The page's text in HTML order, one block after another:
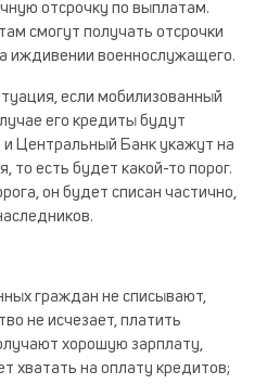
отсрочку по выплатам.
смогут получать отсрочки
иждивении военнослужащего.
если мобилизованный
его кредиты будут
Центральный Банк укажут на
то есть будет какой-то порог.
он будет списан частично,
граждан не списывают,
не исчезает, платить
хорошую зарплату,
хватать на оплату кредитов;